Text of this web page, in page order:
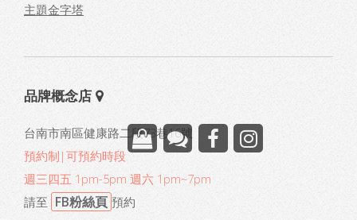
主題金字塔
品牌概念店
台南市南區健康路二段73巷16號
預約制|可預約時段
週三四五 1pm-5pm 週六 1pm~7pm
請至 FB粉絲頁 預約